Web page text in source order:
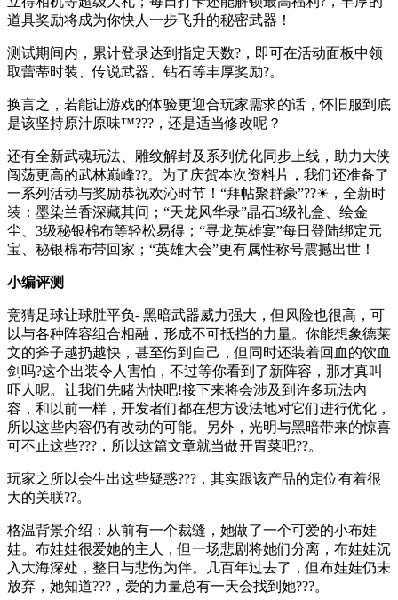
道具奖励将成为你快人一步飞升的秘密武器！
测试期间内，累计登录达到指定天数?，即可在活动面板中领
取蕾蒂时装、传说武器、钻石等丰厚奖励?。
换言之，若能让游戏的体验更迎合玩家需求的话，怀旧服到底
是该坚持原汁原味™???，还是适当修改呢？
还有全新武魂玩法、雕纹解封及系列优化同步上线，助力大侠
闯荡更高的武林巅峰??。为了庆贺本次资料片，我们还准备了
一系列活动与奖励恭祝欢沁时节！“拜帖聚群豪”??☀，全新时
装：墨染兰香深藏其间；“天龙风华录”晶石3级礼盒、绘金
尘、3级秘银棉布等轻松易得；“寻龙英雄宴”每日登陆绑定元
宝、秘银棉布带回家；“英雄大会”更有属性称号震撼出世！
小编评测
竞猜足球让球胜平负- 黑暗武器威力强大，但风险也很高，可
以与各种阵容组合相融，形成不可抵挡的力量。你能想象德莱
文的斧子越扔越快，甚至伤到自己，但同时还装着回血的饮血
剑吗?这个出装令人害怕，不过等你看到了新阵容，那才真叫
吓人呢。让我们先睹为快吧!接下来将会涉及到许多玩法内
容，和以前一样，开发者们都在想方设法地对它们进行优化，
所以这些内容仍有改动的可能。另外，光明与黑暗带来的惊喜
可不止这些???，所以这篇文章就当做开胃菜吧??。
玩家之所以会生出这些疑惑???，其实跟该产品的定位有着很
大的关联??。
格温背景介绍：从前有一个裁缝，她做了一个可爱的小布娃
娃。布娃娃很爱她的主人，但一场悲剧将她们分离，布娃娃沉
入大海深处，整日与悲伤为伴。几百年过去了，但布娃娃仍未
放弃，她知道???，爱的力量总有一天会找到她???。